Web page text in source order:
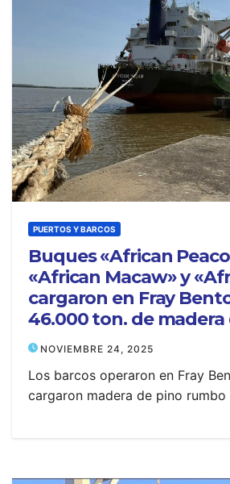
PUERTOS Y BARCOS
Buques «African
«African Macaw» y
cargaron en Fray
46.000 ton. de madera
NOVIEMBRE 24, 2025
Los barcos operaron en Fray
cargaron madera de pino rumbo